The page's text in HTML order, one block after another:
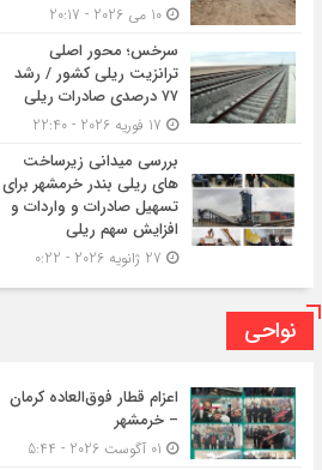
سرخس؛ محور اصلی
ترانزیت ریلی کشور / رشد
۷۷ درصدی صادرات ریلی
بررسی میدانی زیرساخت
های ریلی بندر خرمشهر برای
تسهیل صادرات و واردات و
افزایش سهم ریلی
نواحی
اعزام قطار فوق‌العاده کرمان
– خرمشهر